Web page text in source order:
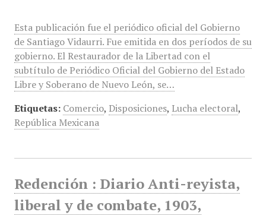
Esta publicación fue el periódico oficial del Gobierno
de Santiago Vidaurri. Fue emitida en dos períodos de su
gobierno. El Restaurador de la Libertad con el
subtítulo de Periódico Oficial del Gobierno del Estado
Libre y Soberano de Nuevo León, se…
Etiquetas: Comercio, Disposiciones, Lucha electoral,
República Mexicana
Redención : Diario Anti-reyista,
liberal y de combate, 1903,